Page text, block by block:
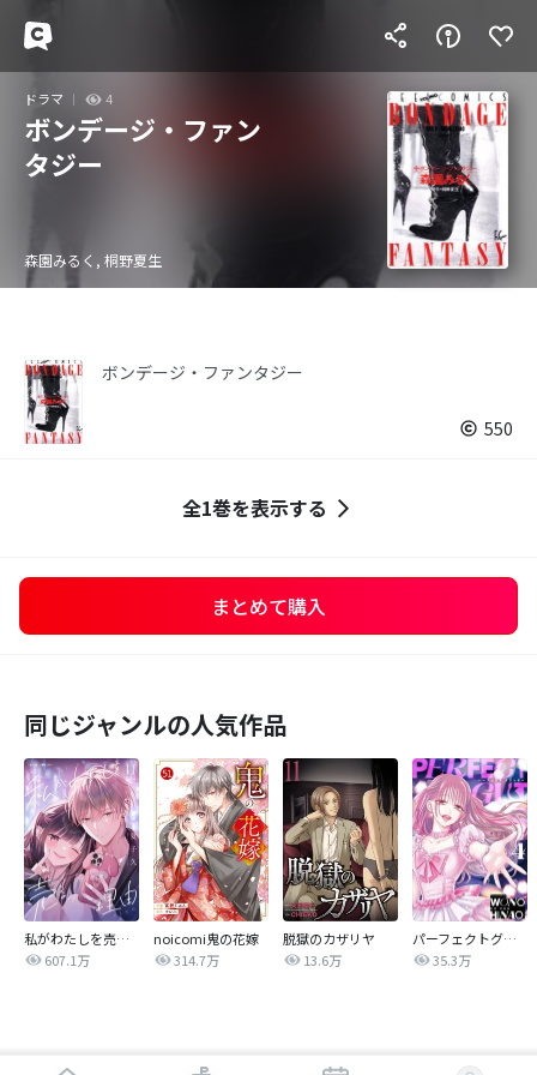
ドラマ 4
ボンデージ・ファン
タジー
森園みるく, 桐野夏生
ボンデージ・ファンタジー
550
全1巻を表示する
まとめて購入
同じジャンルの人気作品
私がわたしを売る理由
607.1万
noicomi鬼の花嫁
314.7万
脱獄のカザリヤ
13.6万
パーフェクトグリッター
35.3万